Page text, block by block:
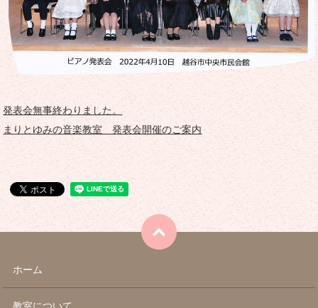
発表会無事終わりました。
まりとゆみの音楽教室 発表会開催のご案内
ホーム
教室について